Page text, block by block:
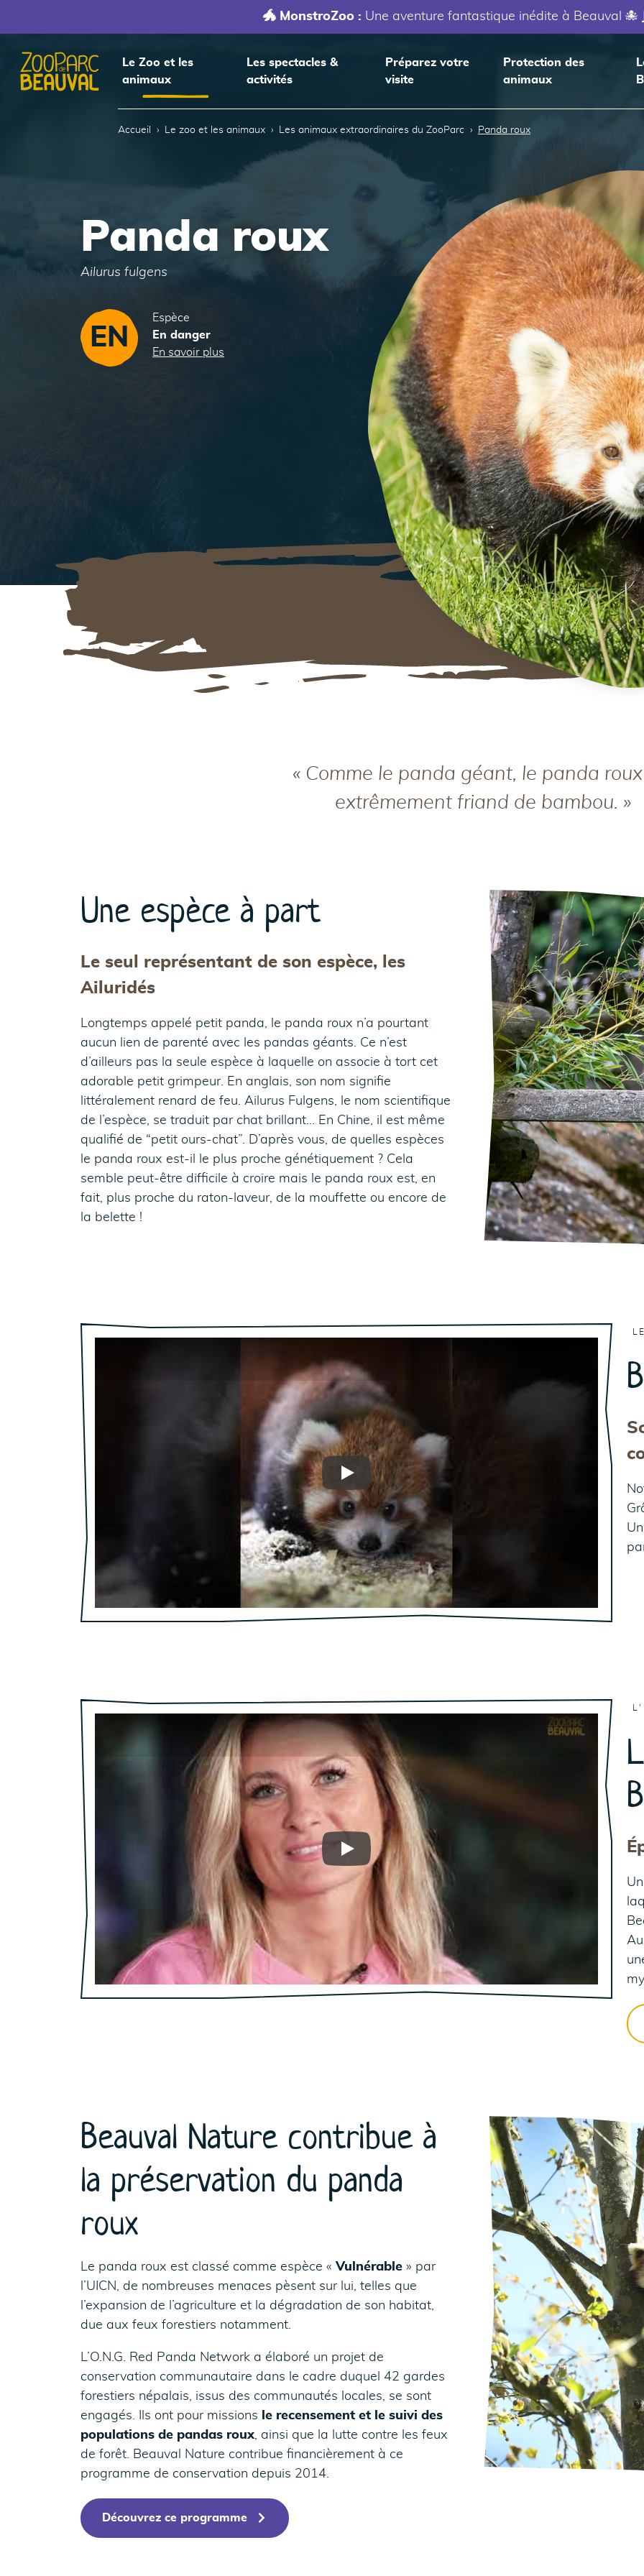
🐲 MonstroZoo : Une aventure fantastique inédite à Beauval 🐙
Accueil
Le Zoo et les
animaux
Les spectacles &
activités
Préparez votre
visite
Protection des
animaux
Accueil Le zoo et les animaux Les animaux extraordinaires du ZooParc Panda roux
Panda roux
Ailurus fulgens
EN
Espèce
En danger
En savoir plus
« Comme le panda géant, le panda
extrêmement friand de bambou. »
Une espèce à part
Le seul représentant de son espèce, les
Ailuridés
Longtemps appelé petit panda, le panda roux n’a pourtant
aucun lien de parenté avec les pandas géants. Ce n’est
d’ailleurs pas la seule espèce à laquelle on associe à tort cet
adorable petit grimpeur. En anglais, son nom signifie
littéralement renard de feu. Ailurus Fulgens, le nom scientifique
de l’espèce, se traduit par chat brillant… En Chine, il est même
qualifié de “petit ours-chat”. D’après vous, de quelles espèces
le panda roux est-il le plus proche génétiquement ? Cela
semble peut-être difficile à croire mais le panda roux est, en
fait, plus proche du raton-laveur, de la mouffette ou encore de
la belette !
Play
Play
Beauval Nature contribue à
la préservation du panda
roux
Le panda roux est classé comme espèce « Vulnérable » par
l’UICN, de nombreuses menaces pèsent sur lui, telles que
l’expansion de l’agriculture et la dégradation de son habitat,
due aux feux forestiers notamment.
L’O.N.G. Red Panda Network a élaboré un projet de
conservation communautaire dans le cadre duquel 42 gardes
forestiers népalais, issus des communautés locales, se sont
engagés. Ils ont pour missions le recensement et le suivi des
populations de pandas roux, ainsi que la lutte contre les feux
de forêt. Beauval Nature contribue financièrement à ce
programme de conservation depuis 2014.
Découvrez ce programme
73
74